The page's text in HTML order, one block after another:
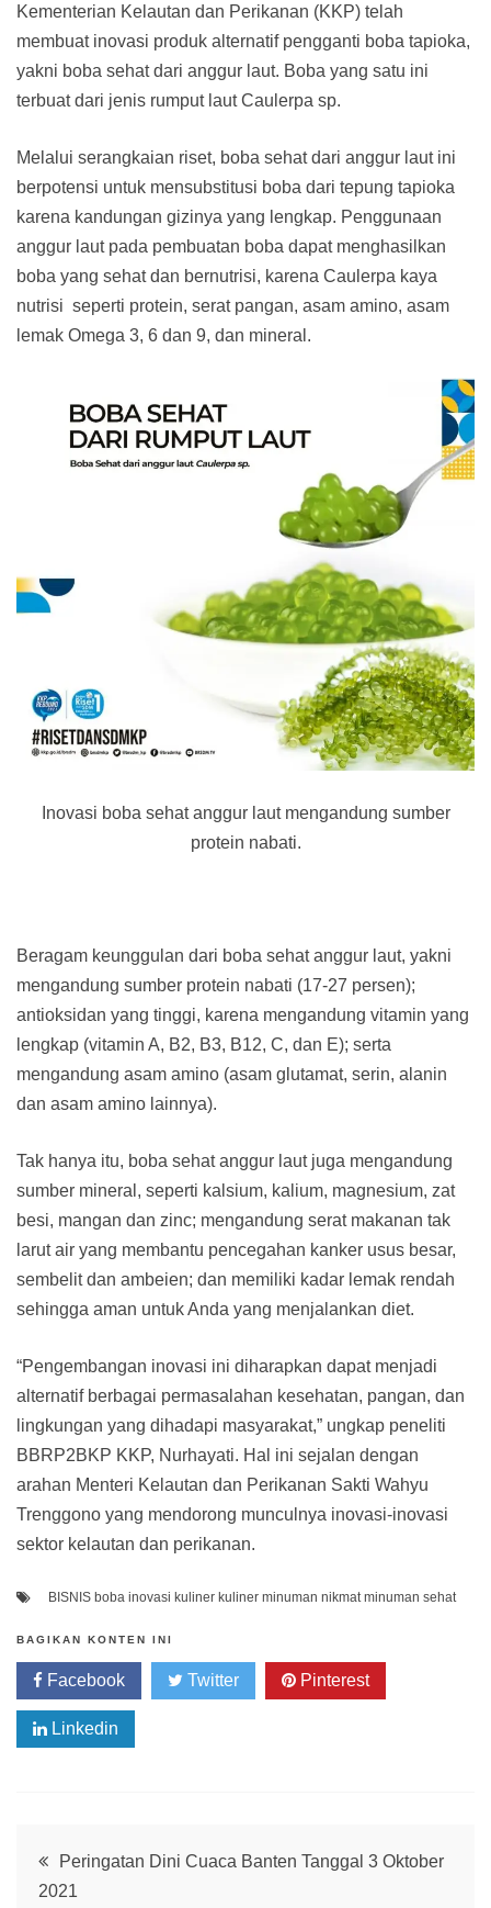
Kementerian Kelautan dan Perikanan (KKP) telah
membuat inovasi produk alternatif pengganti boba tapioka,
yakni boba sehat dari anggur laut. Boba yang satu ini
terbuat dari jenis rumput laut Caulerpa sp.
Melalui serangkaian riset, boba sehat dari anggur laut ini
berpotensi untuk mensubstitusi boba dari tepung tapioka
karena kandungan gizinya yang lengkap. Penggunaan
anggur laut pada pembuatan boba dapat menghasilkan
boba yang sehat dan bernutrisi, karena Caulerpa kaya
nutrisi seperti protein, serat pangan, asam amino, asam
lemak Omega 3, 6 dan 9, dan mineral.
Inovasi boba sehat anggur laut mengandung sumber
protein nabati.
Beragam keunggulan dari boba sehat anggur laut, yakni
mengandung sumber protein nabati (17-27 persen);
antioksidan yang tinggi, karena mengandung vitamin yang
lengkap (vitamin A, B2, B3, B12, C, dan E); serta
mengandung asam amino (asam glutamat, serin, alanin
dan asam amino lainnya).
Tak hanya itu, boba sehat anggur laut juga mengandung
sumber mineral, seperti kalsium, kalium, magnesium, zat
besi, mangan dan zinc; mengandung serat makanan tak
larut air yang membantu pencegahan kanker usus besar,
sembelit dan ambeien; dan memiliki kadar lemak rendah
sehingga aman untuk Anda yang menjalankan diet.
“Pengembangan inovasi ini diharapkan dapat menjadi
alternatif berbagai permasalahan kesehatan, pangan, dan
lingkungan yang dihadapi masyarakat,” ungkap peneliti
BBRP2BKP KKP, Nurhayati. Hal ini sejalan dengan
arahan Menteri Kelautan dan Perikanan Sakti Wahyu
Trenggono yang mendorong munculnya inovasi-inovasi
sektor kelautan dan perikanan.
BISNIS boba inovasi kuliner kuliner minuman nikmat minuman sehat
BAGIKAN KONTEN INI
Facebook Twitter Pinterest
Linkedin
PostPeringatan Dini Cuaca Banten Tanggal 3 Oktober
2021